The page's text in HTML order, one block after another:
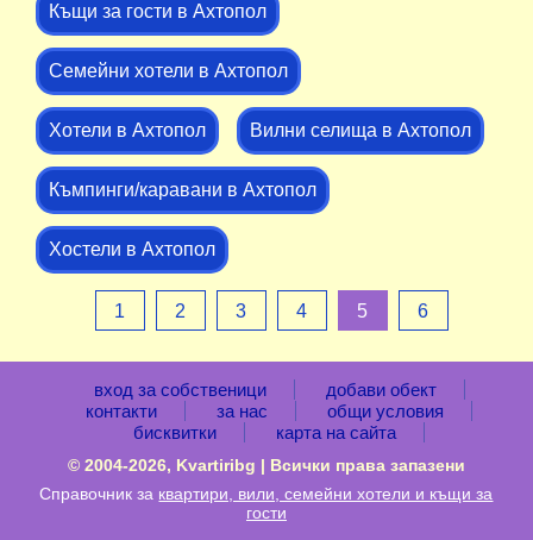
Къщи за гости в Ахтопол
Семейни хотели в Ахтопол
Хотели в Ахтопол Вилни селища в Ахтопол
Къмпинги/каравани в Ахтопол
Хостели в Ахтопол
1 2 3 4 5 6
вход за собственици
добави обект
контакти
за нас
общи условия
бисквитки
карта на сайта
© 2004-2026, Kvartiribg | Всички права запазени
Справочник за квартири, вили, семейни хотели и къщи за
гости